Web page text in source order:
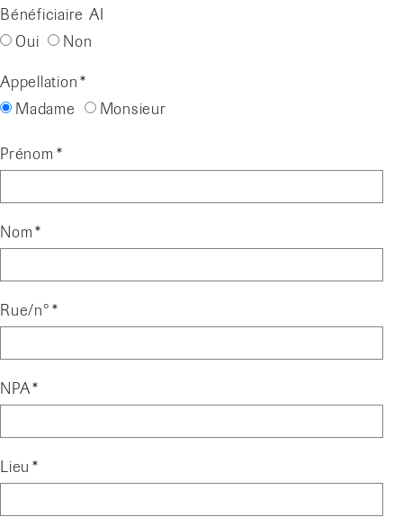
Bénéficiaire AI
Oui
Non
Appellation
Madame
Monsieur
Prénom
Nom
Rue/n°
NPA
Lieu